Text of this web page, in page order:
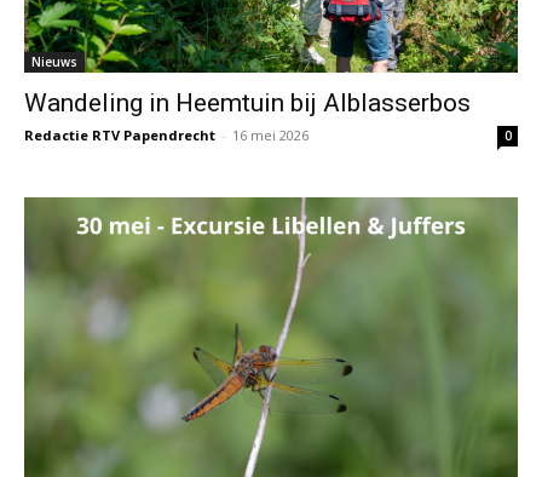
Nieuws
Wandeling in Heemtuin bij Alblasserbos
Redactie RTV Papendrecht - 16 mei 2026 0